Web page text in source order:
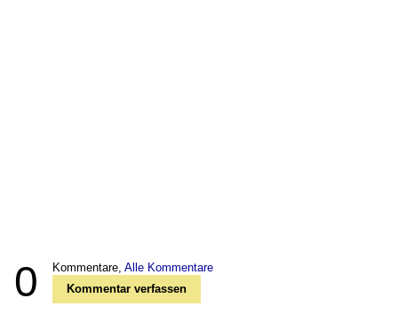
0 Kommentare, Alle Kommentare
Kommentar verfassen